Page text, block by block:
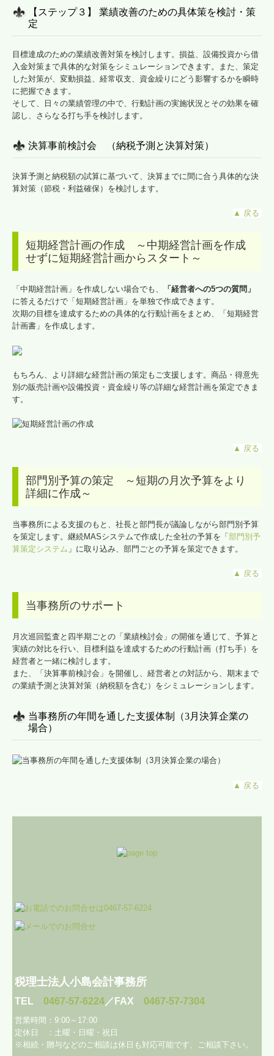
【ステップ３】 業績改善のための具体策を検討・策
定
目標達成のための業績改善対策を検討します。損益、設備投資から借
入金対策まで具体的な対策をシミュレーションできます。また、策定
した対策が、変動損益、経常収支、資金繰りにどう影響するかを瞬時
に把握できます。
そして、日々の業績管理の中で、行動計画の実施状況とその効果を確
認し、さらなる打ち手を検討します。
決算事前検討会 （納税予測と決算対策）
決算予測と納税額の試算に基づいて、決算までに間に合う具体的な決
算対策（節税・利益確保）を検討します。
▲ 戻る
短期経営計画の作成 ～中期経営計画を作成
せずに短期経営計画からスタート～
「中期経営計画」を作成しない場合でも、
「経営者への5つの質問」
に答えるだけで「短期経営計画」を単独で作成できます。
次期の目標を達成するための具体的な行動計画をまとめ、「短期経営
計画書」を作成します。
もちろん、より詳細な経営計画の策定もご支援します。商品・得意先
別の販売計画や設備投資・資金繰り等の詳細な経営計画を策定できま
す。
▲ 戻る
部門別予算の策定 ～短期の月次予算をより
詳細に作成～
当事務所による支援のもと、社長と部門長が議論しながら部門別予算
を策定します。継続MASシステムで作成した全社の予算を「 部門別予
算策定システム 」に取り込み、部門ごとの予算を策定できます。
▲ 戻る
当事務所のサポート
月次巡回監査と四半期ごとの「業績検討会」の開催を通じて、予算と
実績の対比を行い、目標利益を達成するための行動計画（打ち手）を
経営者と一緒に検討します。
また、「決算事前検討会」を開催し、経営者との対話から、期末まで
の業績予測と決算対策（納税額を含む）をシミュレーションします。
当事務所の年間を通した支援体制（3月決算企業の
場合）
▲ 戻る
税理士法人小島会計事務所
TEL0467-57-6224／FAX0467-57-7304
営業時間：9:00～17:00
定休日 ：土曜・日曜・祝日
※相続・贈与などのご相談は休日も対応可能です、
ご相談下さい。